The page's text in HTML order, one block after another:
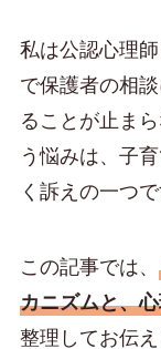
私は公認心理
で保護者の相
ることが止ま
う悩みは、子
く訴えの一つで
この記事では、
カニズムと、
整理してお伝